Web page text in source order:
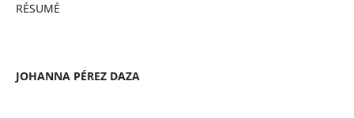
RÉSUMÉ
JOHANNA PÉREZ DAZA